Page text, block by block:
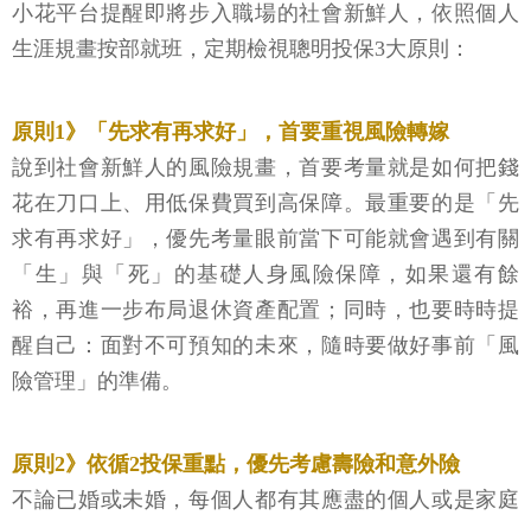
小花平台提醒即將步入職場的社會新鮮人，依照個人
生涯規畫按部就班，定期檢視聰明投保3大原則：
原則1》「先求有再求好」，首要重視風險轉嫁
說到社會新鮮人的風險規畫，首要考量就是如何把錢
花在刀口上、用低保費買到高保障。最重要的是「先
求有再求好」，優先考量眼前當下可能就會遇到有關
「生」與「死」的基礎人身風險保障，如果還有餘
裕，再進一步布局退休資產配置；同時，也要時時提
醒自己：面對不可預知的未來，隨時要做好事前「風
險管理」的準備。
原則2》依循2投保重點，優先考慮壽險和意外險
不論已婚或未婚，每個人都有其應盡的個人或是家庭